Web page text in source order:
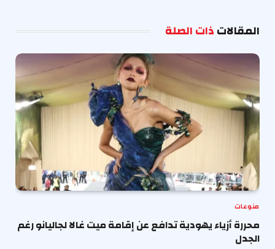
المقالاتذات الصلة
منوعات
محررة أزياء يهودية تدافع عن إقامة ميت غالا لجاليانو رغم
الجدل